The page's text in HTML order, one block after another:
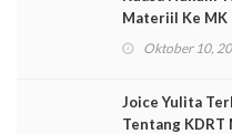
Materiil Ke MK
Oktober 10,
Joice Yulita
Tentang KDRT